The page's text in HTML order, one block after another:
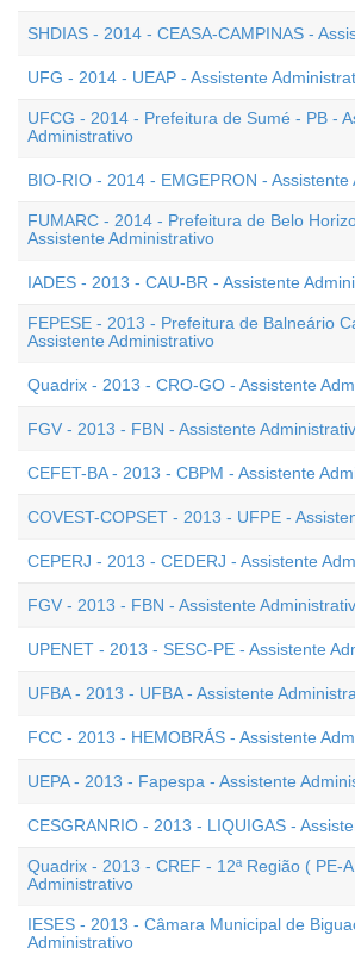
SHDIAS - 2014 - CEASA-CAMPINAS -
UFG - 2014 - UEAP - Assistente
UFCG - 2014 - Prefeitura de Sumé - PB -
Administrativo
BIO-RIO - 2014 - EMGEPRON - Assistente
FUMARC - 2014 - Prefeitura de Belo
Assistente Administrativo
IADES - 2013 - CAU-BR - Assistente
FEPESE - 2013 - Prefeitura de Balneário
Assistente Administrativo
Quadrix - 2013 - CRO-GO - Assistente
FGV - 2013 - FBN - Assistente
CEFET-BA - 2013 - CBPM - Assistente
COVEST-COPSET - 2013 - UFPE -
CEPERJ - 2013 - CEDERJ - Assistente
FGV - 2013 - FBN - Assistente
UPENET - 2013 - SESC-PE - Assistente
UFBA - 2013 - UFBA - Assistente
FCC - 2013 - HEMOBRÁS - Assistente
UEPA - 2013 - Fapespa - Assistente
CESGRANRIO - 2013 - LIQUIGAS -
Quadrix - 2013 - CREF - 12ª Região ( PE-
Administrativo
IESES - 2013 - Câmara Municipal de
Administrativo